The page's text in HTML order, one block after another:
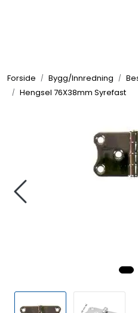
Forside Bygg/Innredning
Hengsel 76X38mm Syrefast
Elektrisk
Fritid/Sikkerhet